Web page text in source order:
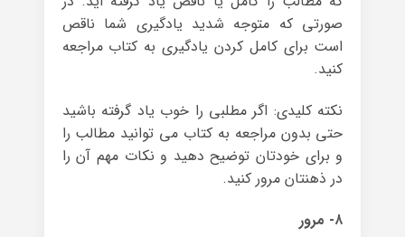
صورتی که متوجه شدید یادگیری شما ناقص
است برای کامل کردن یادگیری به کتاب مراجعه
کنید.
نکته کلیدی: اگر مطلبی را خوب یاد گرفته باشید
حتی بدون مراجعه به کتاب می توانید مطالب را
و برای خودتان توضیح دهید و نکات مهم آن را
در ذهنتان مرور کنید.
۸- مرور